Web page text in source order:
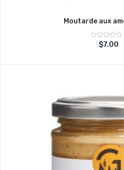
Moutarde aux
Note
sur
$7.00